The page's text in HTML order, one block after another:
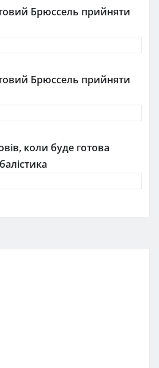
Брюссель прийняти
Брюссель прийняти
коли буде готова